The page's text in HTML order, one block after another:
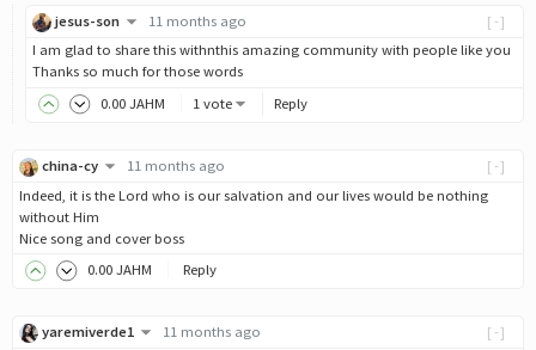
[-]
jesus-son
11 months ago
I am glad to share this withnthis amazing community with people like you
Thanks so much for those words
0.00 JAHM 1 vote Reply
[-]
china-cy
11 months ago
Indeed, it is the Lord who is our salvation and our lives would be nothing
without Him
Nice song and cover boss
0.00 JAHM Reply
[-]
yaremiverde1
11 months ago